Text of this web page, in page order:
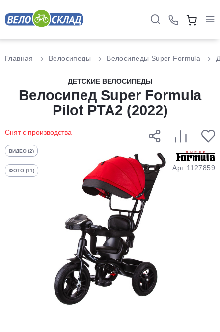
Главная Велосипеды Велосипеды Super Formula
ДЕТСКИЕ ВЕЛОСИПЕДЫ
Велосипед Super Formula
Pilot PTA2 (2022)
Снят с производства
ВИДЕО (2)
ФОТО (11) Арт:1127859
Разбейте
оплатуна части
без переплат
График платежей
Добавляйте товары
Оплачивайте сегодня только
% картой любого банка